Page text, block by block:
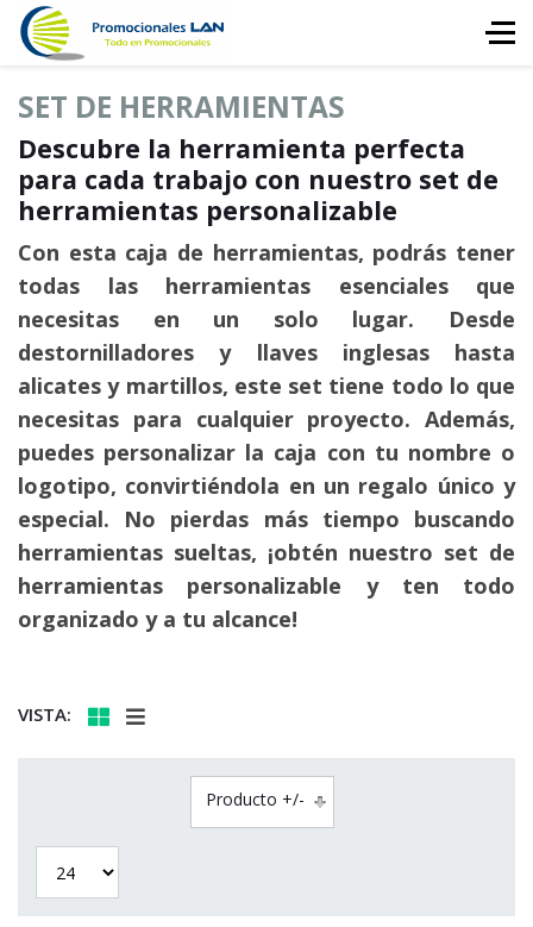
SET DE HERRAMIENTAS
Descubre la herramienta perfecta
para cada trabajo con nuestro set de
herramientas personalizable
Con esta caja de herramientas, podrás tener
todas las herramientas esenciales que
necesitas en un solo lugar. Desde
destornilladores y llaves inglesas hasta
alicates y martillos, este set tiene todo lo que
necesitas para cualquier proyecto. Además,
puedes personalizar la caja con tu nombre o
logotipo, convirtiéndola en un regalo único y
especial. No pierdas más tiempo buscando
herramientas sueltas, ¡obtén nuestro set de
herramientas personalizable y ten todo
organizado y a tu alcance!
VISTA:
Producto +/-